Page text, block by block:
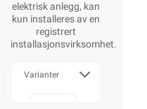
elektrisk anlegg, kan
kun installeres av en
registrert
installasjonsvirksomhet.
Varianter